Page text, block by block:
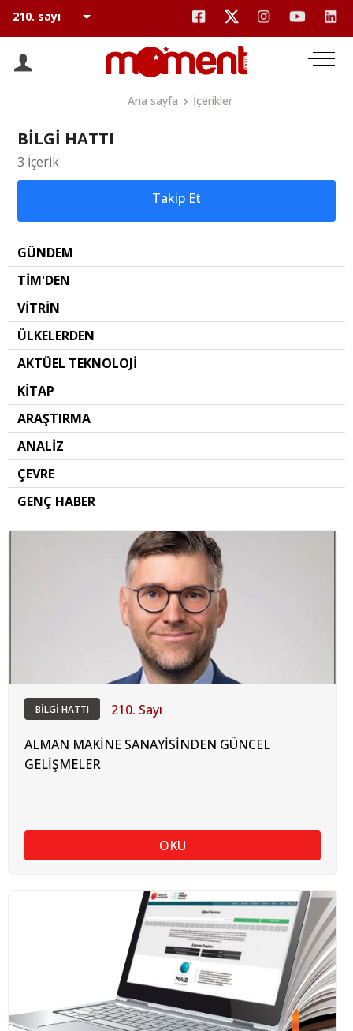
Ana sayfa İçerikler
BİLGİ HATTI
3 İçerik
Takip Et
GÜNDEM
TİM'DEN
VİTRİN
ÜLKELERDEN
AKTÜEL TEKNOLOJİ
KİTAP
ARAŞTIRMA
ANALİZ
ÇEVRE
GENÇ HABER
BİLGİ HATTI 210. Sayı
ALMAN MAKİNE SANAYİSİNDEN GÜNCEL
GELİŞMELER
OKU